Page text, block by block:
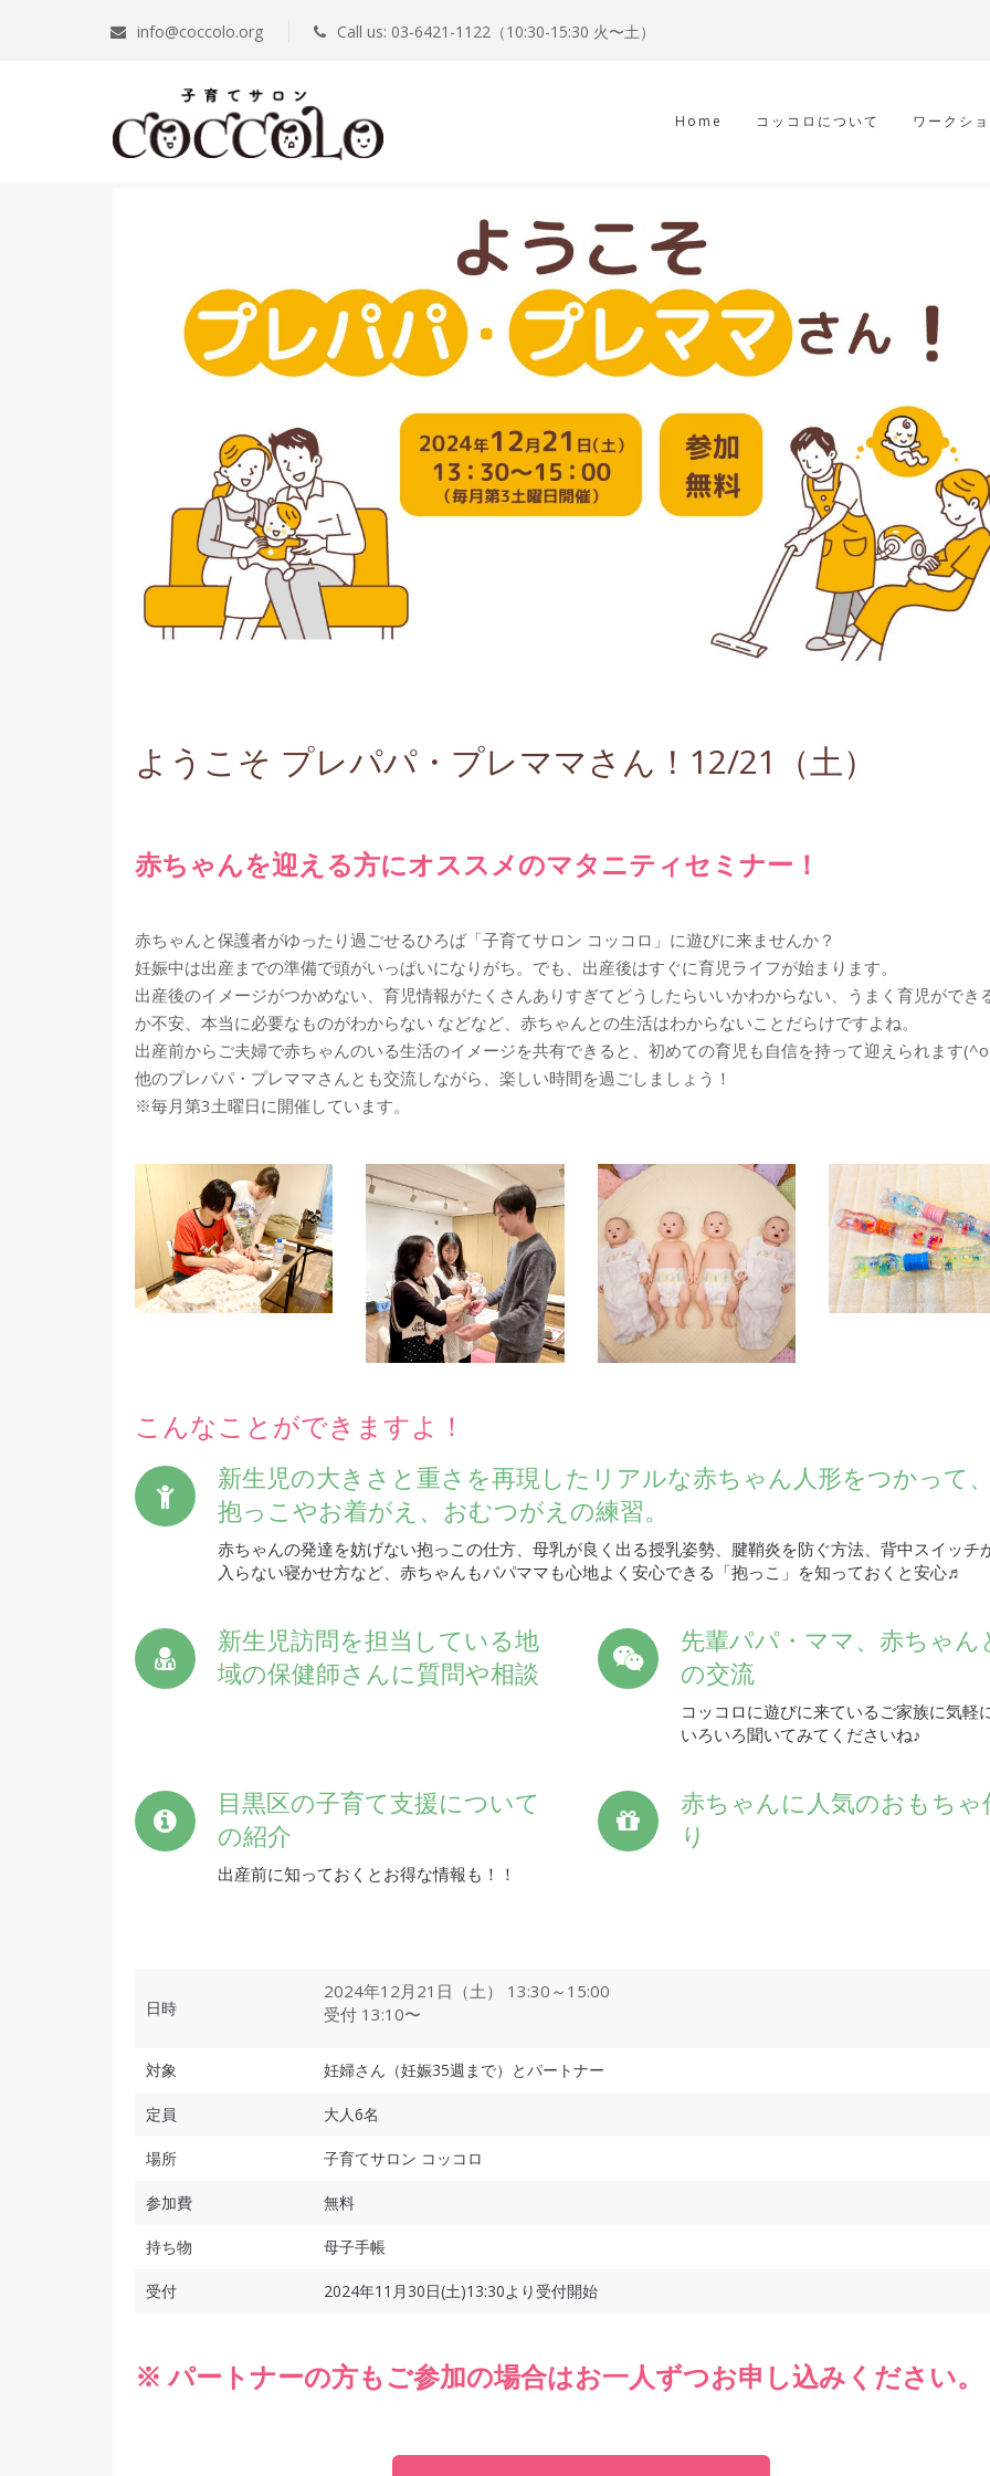
info@coccolo.org Call us: 03-6421-1122（10:30-15:30 火〜土）
Home コッコロについて ワークシ
ようこそ プレパパ・プレママさん！12/21（土）
赤ちゃんを迎える方にオススメのマタニティセミナー！
赤ちゃんと保護者がゆったり過ごせるひろば「子育てサロン コッコロ」に遊びに来ませんか？
妊娠中は出産までの準備で頭がいっぱいになりがち。でも、出産後はすぐに育児ライフが始まります。
出産後のイメージがつかめない、育児情報がたくさんありすぎてどうしたらいいかわからない、うまく育児ができ
か不安、本当に必要なものがわからない などなど、赤ちゃんとの生活はわからないことだらけですよね。
出産前からご夫婦で赤ちゃんのいる生活のイメージを共有できると、初めての育児も自信を持って迎えられます
他のプレパパ・プレママさんとも交流しながら、楽しい時間を過ごしましょう！
※毎月第3土曜日に開催しています。
こんなことができますよ！
新生児の大きさと重さを再現したリアルな赤ちゃん人形をつかって、
抱っこやお着がえ、おむつがえの練習。
赤ちゃんの発達を妨げない抱っこの仕方、母乳が良く出る授乳姿勢、腱鞘炎を防ぐ方法、背中スイッチ
入らない寝かせ方など、赤ちゃんもパパママも心地よく安心できる「抱っこ」を知っておくと安心♬
新生児訪問を担当している地
域の保健師さんに質問や相談
先輩パパ・ママ、赤ちゃん
の交流
コッコロに遊びに来ているご家族に気軽
いろいろ聞いてみてくださいね♪
目黒区の子育て支援について
の紹介
出産前に知っておくとお得な情報も！！
赤ちゃんに人気のおもちゃ
り
日時
2024年12月21日（土） 13:30～15:00
受付 13:10〜
対象 妊婦さん（妊娠35週まで）とパートナー
定員 大人6名
場所 子育てサロン コッコロ
参加費 無料
持ち物 母子手帳
受付 2024年11月30日(土)13:30より受付開始
※ パートナーの方もご参加の場合はお一人ずつお申し込みください。